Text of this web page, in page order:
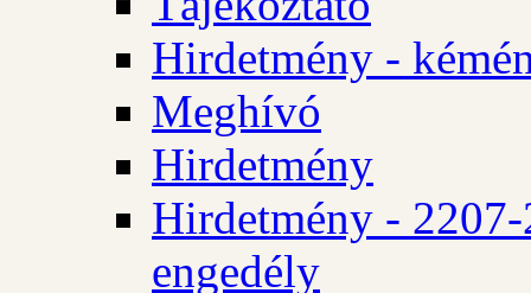
Hirdetmény -
Meghívó
Hirdetmény
Hirdetmény -
engedély